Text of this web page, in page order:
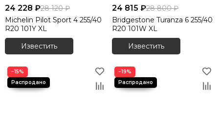
24 228 ₽28 120 ₽
Michelin Pilot Sport 4 255/40
R20 101Y XL
Известить
24 815 ₽28 800 ₽
Bridgestone Turanza 6 255/40
R20 101W XL
Известить
−15% −19%